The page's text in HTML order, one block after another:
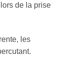
de la prise
les